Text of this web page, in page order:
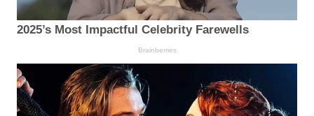
2025’s Most Impactful Celebrity Farewells
Brainberries